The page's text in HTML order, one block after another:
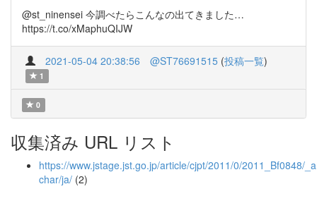
@st_ninensei 今調べたらこんなの出てきました…
https://t.co/xMaphuQIJW
2021-05-04 20:38:56 @ST76691515 (投稿一覧)
1
0
収集済み URL リスト
https://www.jstage.jst.go.jp/article/cjpt/2011/0/2011_Bf0848/
char/ja/ (2)